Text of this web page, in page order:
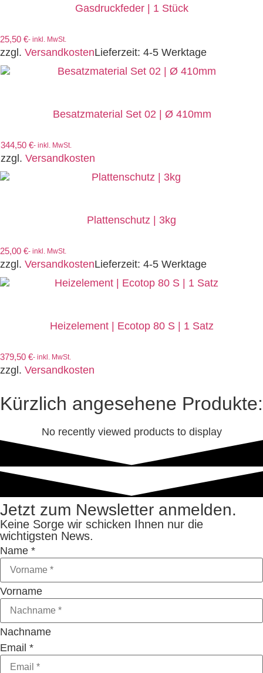
Gasdruckfeder | 1 Stück
25,50 €- inkl. MwSt.
zzgl. VersandkostenLieferzeit: 4-5 Werktage
Besatzmaterial Set 02 | Ø 410mm
344,50 €- inkl. MwSt.
zzgl. Versandkosten
Plattenschutz | 3kg
25,00 €- inkl. MwSt.
zzgl. VersandkostenLieferzeit: 4-5 Werktage
Heizelement | Ecotop 80 S | 1 Satz
379,50 €- inkl. MwSt.
zzgl. Versandkosten
Kürzlich angesehene Produkte:
No recently viewed products to display
Jetzt zum Newsletter anmelden.
Keine Sorge wir schicken Ihnen nur die
wichtigsten News.
Name *
Vorname
Nachname
Email *